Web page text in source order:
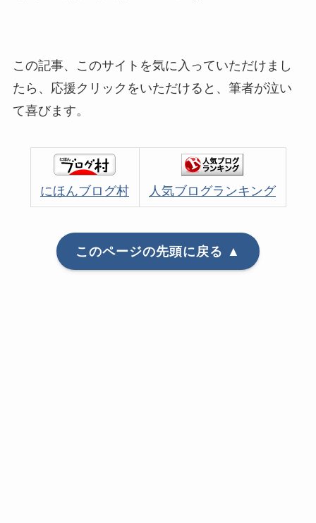
この記事、このサイトを気に入っていただけまし
たら、応援クリックをいただけると、筆者が泣い
て喜びます。
にほんブログ村 人気ブログランキング
このページの先頭に戻る ▲